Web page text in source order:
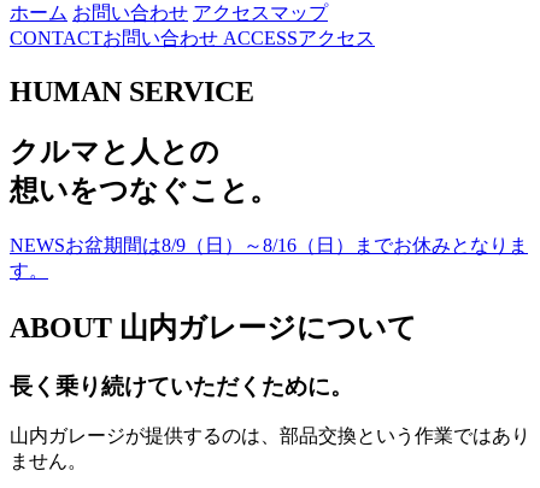
ホーム お問い合わせ アクセスマップ
CONTACTお問い合わせ ACCESSアクセス
HUMAN SERVICE
クルマ と 人 と の
想いをつな ぐこ と 。
NEWSお盆期間は8/9（日）～8/16（日）までお休みとなりま
す。
ABOUT 山内ガレージについて
長く乗り続けていただくために。
山内ガレージが提供するのは、部品交換という作業ではあり
ません。